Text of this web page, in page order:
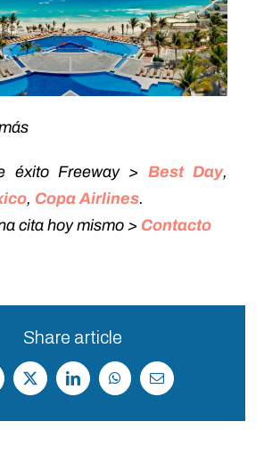
éxito Freeway > Best Day,
, Copa Airlines.
cita hoy mismo > Contacto
Share article
X LinkedInWhatsApp
Correo
electrónico